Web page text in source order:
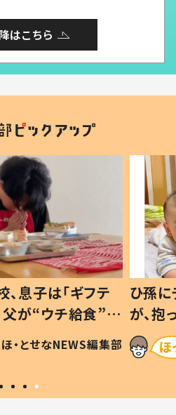
はこちら
息子は「ギフテ
が“ウチ給食”を
由とは #令和の親
ほ・とせなNEWS編集部
ひ孫
が、
「涙が
い」